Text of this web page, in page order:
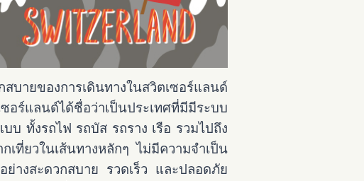
บายของการเดินทางในสวิตเซอร์แลนด์
ร์แลนด์ได้ชื่อว่าเป็นประเทศที่มีมีระบบ
ทั้งรถไฟ รถบัส รถราง เรือ รวมไปถึง
ที่ยวในเส้นทางหลักๆ ไม่มีความจำเป็น
ย่างสะดวกสบาย รวดเร็ว และปลอดภัย